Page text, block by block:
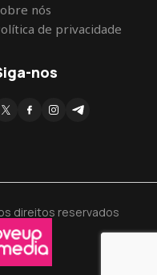
nós
de privacidade
nos
direitos reservados